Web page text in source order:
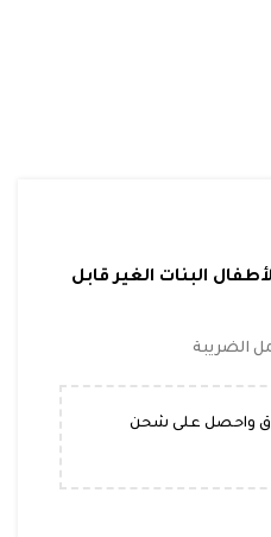
البنات الغير قابل
واحصل على شحن